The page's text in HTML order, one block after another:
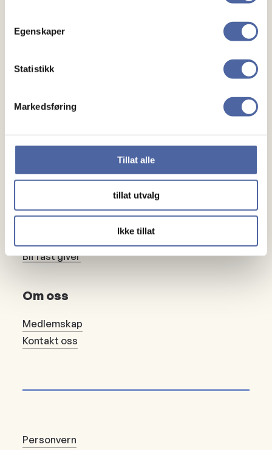
Egenskaper
Statistikk
Markedsføring
Tillat alle
tillat utvalg
Ikke tillat
Om MS
Mennesker
Noen å snakke med
Bli fast giver
Om oss
Medlemskap
Kontakt oss
Personvern